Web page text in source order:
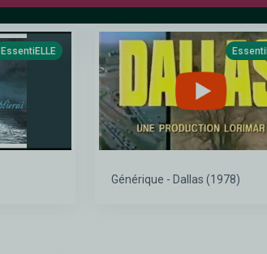
EssentiELLE
Générique - Dallas (1978)